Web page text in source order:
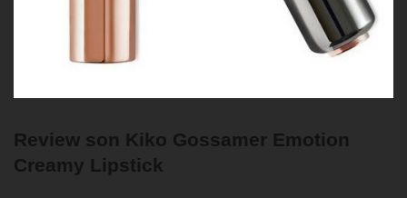
Review son Kiko Gossamer Emotion
Creamy Lipstick